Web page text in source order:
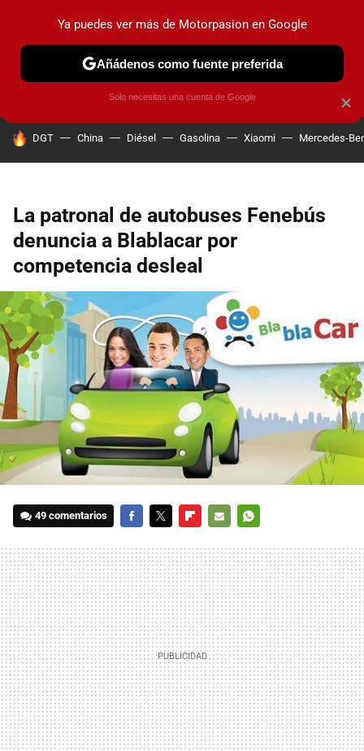
PRUEBAS COCHES ELÉCTRICOS OBSERVATORIO
HOY SE HABLA DE
DGT China Diésel Gasolina Xiaomi Mercedes-
La patronal de autobuses Fenebús
denuncia a Blablacar por
competencia desleal
49 comentarios
MAIL
×
Ya puedes ver más de Motorpasion en Google
Añádenos como fuente preferida
Solo necesitas una cuenta de Google